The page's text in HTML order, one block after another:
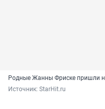
Родные Жанны Фриске пришли
Источник: StarHit.ru